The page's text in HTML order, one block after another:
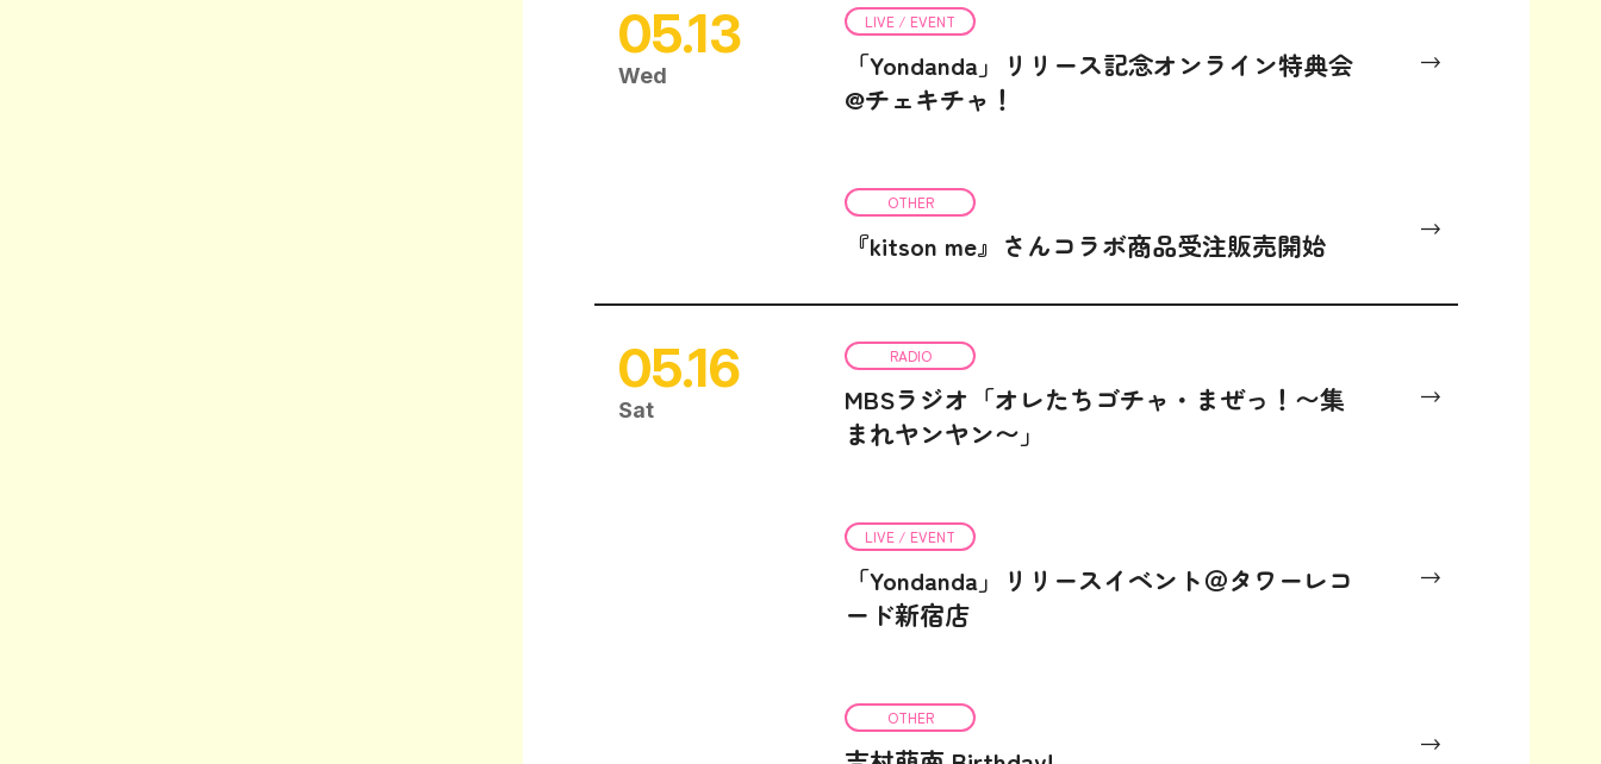
05.13
Wed
LIVE / EVENT
「Yondanda」リリース記念オンライン特典会
@チェキチャ！
OTHER
『kitson me』さんコラボ商品受注販売開始
05.16
Sat
RADIO
MBSラジオ「オレたちゴチャ・まぜっ！〜集
まれヤンヤン〜」
LIVE / EVENT
「Yondanda」リリースイベント＠タワーレコ
ード新宿店
OTHER